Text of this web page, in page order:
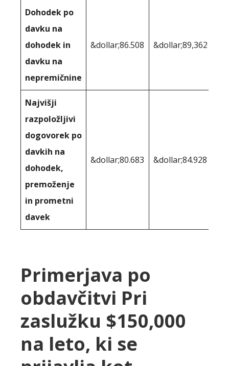
Dohodek po
davku na
dohodek in
davku na
nepremičnine
&dollar;86.508 &dollar;89,362
Najvišji
razpoložljivi
dogovorek po
davkih na
dohodek,
premoženje
in prometni
davek
&dollar;80.683 &dollar;84.928
Primerjava po
obdavčitvi Pri
zaslužku $150,000
na leto, ki se